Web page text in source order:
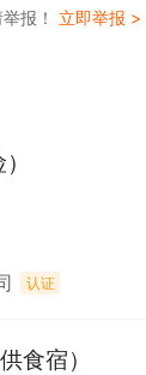
报！ 立即举报 >
认证
食宿）